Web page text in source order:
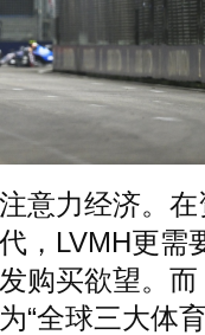
意力经济。
，LVMH更需
购买欲望。
“全球三大体